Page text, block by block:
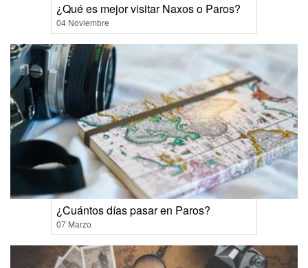
¿Qué es mejor visitar Naxos o Paros?
04 Noviembre
¿Cuántos días pasar en Paros?
07 Marzo